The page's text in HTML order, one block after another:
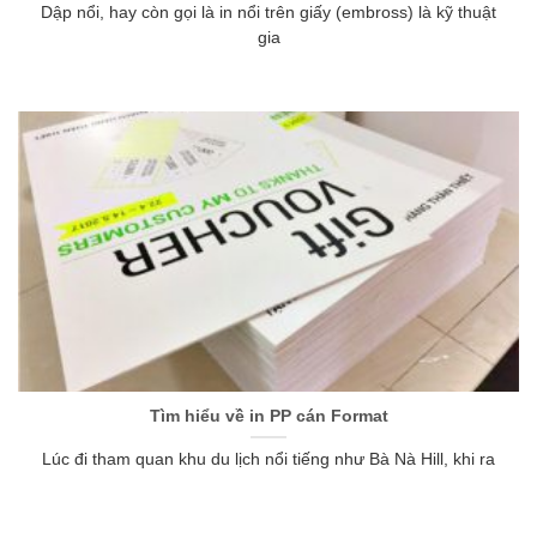
Dập nổi, hay còn gọi là in nổi trên giấy (embross) là kỹ thuật
gia
Tìm hiểu về in PP cán Format
Lúc đi tham quan khu du lịch nổi tiếng như Bà Nà Hill, khi ra